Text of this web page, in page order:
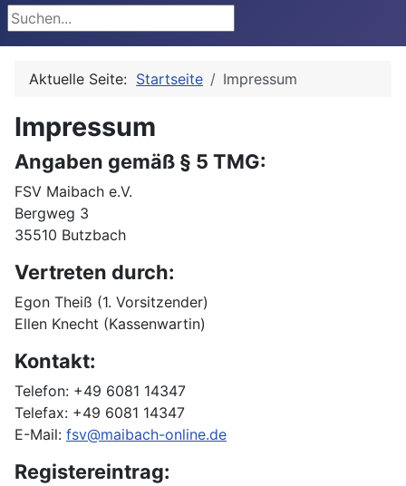
Suchen
Aktuelle Seite: Startseite Impressum
Impressum
Angaben gemäß § 5 TMG:
FSV Maibach e.V.
Bergweg 3
35510 Butzbach
Vertreten durch:
Egon Theiß (1. Vorsitzender)
Ellen Knecht (Kassenwartin)
Kontakt:
Telefon: +49 6081 14347
Telefax: +49 6081 14347
E-Mail: fsv@maibach-online.de
Registereintrag: